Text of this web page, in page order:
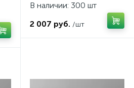
В наличии: 300 шт
2 007 руб. /шт